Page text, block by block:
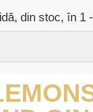
din stoc, în 1